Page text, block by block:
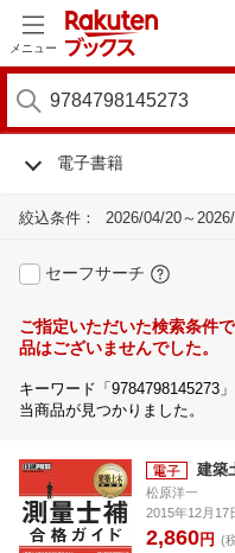
メニュー
電子書籍
絞込条件： 2026/04/20～
セーフサーチ
ご指定いただいた検索条件
品はございませんでした。
キーワード「9784798145273
当商品が見つかりました。
建築
松原洋一
2015年12月17
2,860円 (